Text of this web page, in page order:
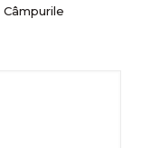
Câmpurile